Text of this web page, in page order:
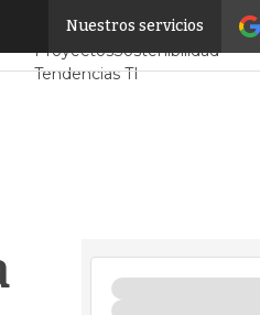
Nuestros servicios
Servidores CPD y Mercado
ProyectosSostenibilidad
Tendencias TI